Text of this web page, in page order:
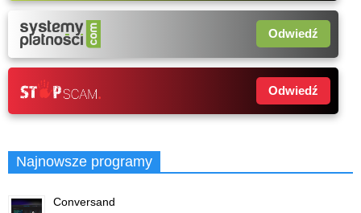
Odwiedź
Odwiedź
Najnowsze programy
Conversand